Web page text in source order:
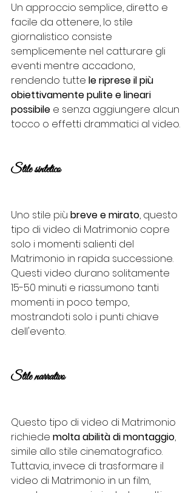
Un approccio semplice, diretto e
facile da ottenere, lo stile
giornalistico consiste
semplicemente nel catturare gli
eventi mentre accadono,
rendendo tutte le riprese il più
obiettivamente pulite e lineari
possibile e senza aggiungere alcun
tocco o effetti drammatici al video.
Stile sintetico
Uno stile più breve e mirato, questo
tipo di video di Matrimonio copre
solo i momenti salienti del
Matrimonio in rapida successione.
Questi video durano solitamente
15-50 minuti e riassumono tanti
momenti in poco tempo,
mostrandoti solo i punti chiave
dell'evento.
Stile narrativo
Questo tipo di video di Matrimonio
richiede molta abilità di montaggio,
simile allo stile cinematografico.
Tuttavia, invece di trasformare il
video di Matrimonio in un film,